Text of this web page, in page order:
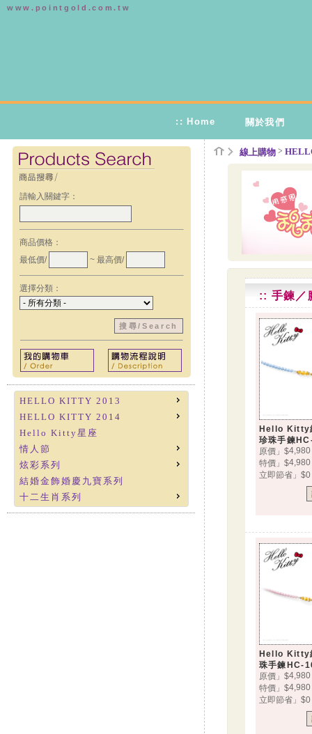
www.pointgold.com.tw
:: Home 關於我們
線上購物 >
:: 手鍊／
Hello Kitty
珍珠手鍊
原價」$4,980
特價」$4,980
立即節省」$0
Hello Kitty
珠手鍊HC-
原價」$4,980
特價」$4,980
立即節省」$0
請輸入關鍵字：
商品價格：
最低價/
~ 最高價/
選擇分類：
HELLO KITTY 2013
HELLO KITTY 2014
Hello Kitty星座
情人節
炫彩系列
結婚金飾婚慶九寶系列
十二生肖系列